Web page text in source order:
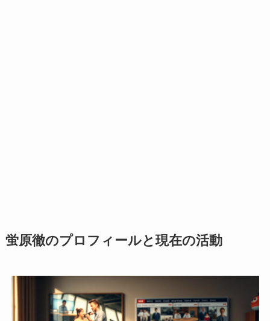
蛍原徹のプロフィールと現在の活動